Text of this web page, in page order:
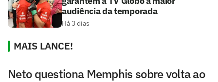
audiência da temporada
Há 3 dias
MAIS LANCE!
Neto questiona Memphis sobre volta ao